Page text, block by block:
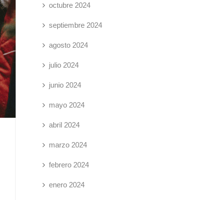
octubre 2024
septiembre 2024
agosto 2024
julio 2024
junio 2024
mayo 2024
abril 2024
marzo 2024
febrero 2024
enero 2024